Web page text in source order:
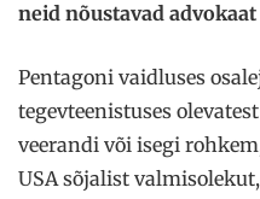
neid nõustavad advokaat
Pentagoni vaidluses
tegevteenistuses
veerandi või isegi
USA sõjalist